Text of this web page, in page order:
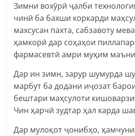
Зимни вохӯрӣ ҷалби
чинӣ ба бахши коркарди
махсусан пахта, сабзавоту
ҳамкорӣ дар соҳаҳои
фармасевтӣ амри муҳим
Дар ин зимн, зарур шумурда
марбут ба додани иҷозат
бештари маҳсулоти
Чин ҳарчӣ зудтар ҳал карда
Дар мулоқот ҷонибҳо,